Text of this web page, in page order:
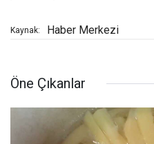
Kaynak: Haber Merkezi
Öne Çıkanlar